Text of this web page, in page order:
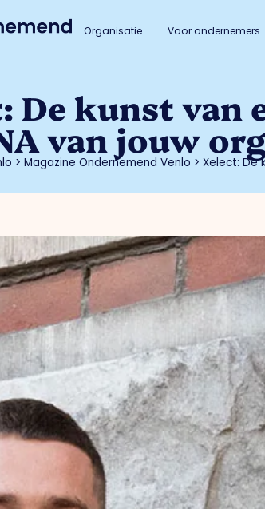
Organisatie Voor ondernemers
De kunst van
van jouw
>Magazine Ondernemend Venlo >Xelect: De